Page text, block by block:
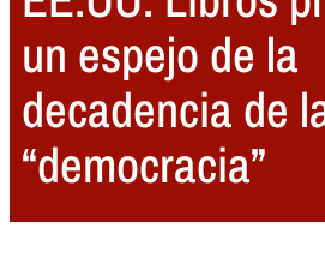
un espejo de la
decadencia de
“democracia”